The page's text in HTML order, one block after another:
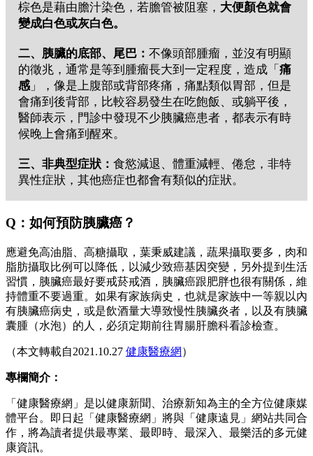
棕色是藉由膽汁染色，若膽管被阻塞， 大便顏色就會
變成白色或灰白色。
二、胰臟的底部、尾巴： 不像頭部腫瘤，並沒有明顯
的徵兆，通常是等到腫瘤長大到一定程度，造成「 痛
感」，像是上腹部或背部疼痛，痛點類似胃部，但是
會痛到後背部，比較容易發生在吃飽飯、或躺平後，
醫師表示，門診中發現不少胰臟癌患者，都表示有時
候晚上會痛到醒來。
三、非典型症狀： 食慾減退、體重減輕、倦怠，非特
異性症狀，其他癌症也都會有類似的症狀。
Q：如何預防胰臟癌？
應避免高油脂、高糖攝取，葉秉威建議，蔬果攝取要多，肉和
脂肪攝取比例可以降低，以減少致癌基因突變，另外提到生活
習慣，胰臟癌最好要戒菸戒酒，胰臟癌跟肥胖也很有關係，維
持體重不要過重。如果有家族病史，也就是家族中一等親以內
有胰臟癌病史，或是飲酒量大導致慢性胰臟炎者，以及有胰臟
囊腫（水泡）的人，必須定期前往胃腸肝膽科看診檢查。
（本文轉載自2021.10.27 健康醫療網 ）
專欄簡介：
「健康醫療網」是以健康新聞、治療新知為主的全方位健康媒
體平台。即日起「健康醫療網」將與「健康遠見」網站共同合
作，將為讀者提供最專業、最即時、最深入、最樂活的多元健
康資訊。